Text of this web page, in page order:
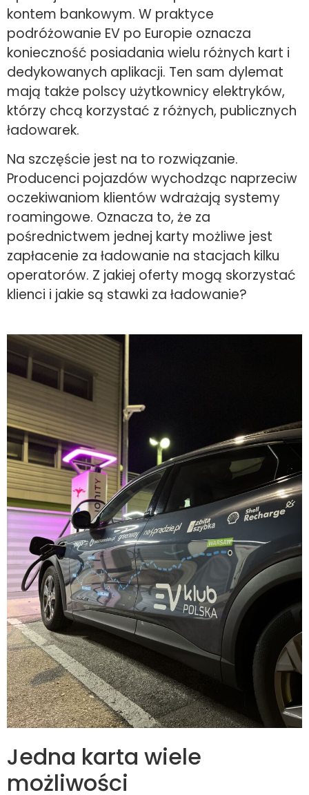
kontem bankowym. W praktyce
podróżowanie EV po Europie oznacza
konieczność posiadania wielu różnych kart i
dedykowanych aplikacji. Ten sam dylemat
mają także polscy użytkownicy elektryków,
którzy chcą korzystać z różnych, publicznych
ładowarek.
Na szczęście jest na to rozwiązanie.
Producenci pojazdów wychodząc naprzeciw
oczekiwaniom klientów wdrażają systemy
roamingowe. Oznacza to, że za
pośrednictwem jednej karty możliwe jest
zapłacenie za ładowanie na stacjach kilku
operatorów. Z jakiej oferty mogą skorzystać
klienci i jakie są stawki za ładowanie?
Jedna karta wiele
możliwości